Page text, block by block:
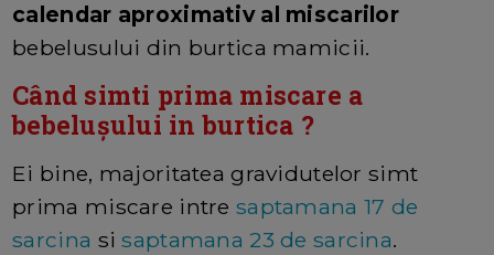
calendar aproximativ al miscarilor
bebelusului din burtica mamicii.
Când simti prima miscare a
bebelușului in burtica ?
Ei bine, majoritatea gravidutelor simt
prima miscare intre saptamana 17 de
sarcina sisaptamana 23 de sarcina.